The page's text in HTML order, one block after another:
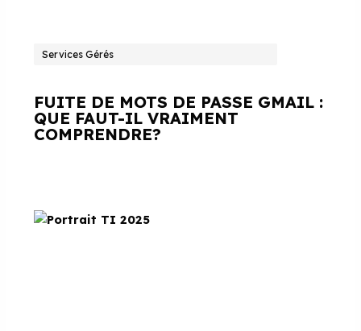
Services Gérés
FUITE DE MOTS DE PASSE GMAIL :
QUE FAUT-IL VRAIMENT
COMPRENDRE?